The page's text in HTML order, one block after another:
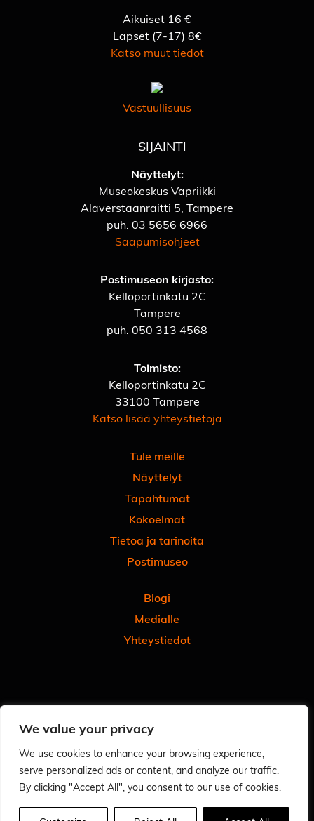
We value your privacy
We use cookies to enhance your browsing experience,
serve personalized ads or content, and analyze our traffic.
By clicking "Accept All", you consent to our use of cookies.
Aikuiset 16 €
Lapset (7-17) 8€
Katso muut tiedot
Vastuullisuus
SIJAINTI
Näyttelyt:
Museokeskus Vapriikki
Alaverstaanraitti 5, Tampere
puh. 03 5656 6966
Saapumisohjeet
Postimuseon kirjasto:
Kelloportinkatu 2C
Tampere
puh. 050 313 4568
Toimisto:
Kelloportinkatu 2C
33100 Tampere
Katso lisää yhteystietoja
Tule meille
Näyttelyt
Tapahtumat
Kokoelmat
Tietoa ja tarinoita
Postimuseo
Blogi
Medialle
Yhteystiedot
Tilaa uutiskirjeemme
Anna meille palautetta
Arvioi käyntisi Googlessa - autat meitä ja muita
Tietosuoja